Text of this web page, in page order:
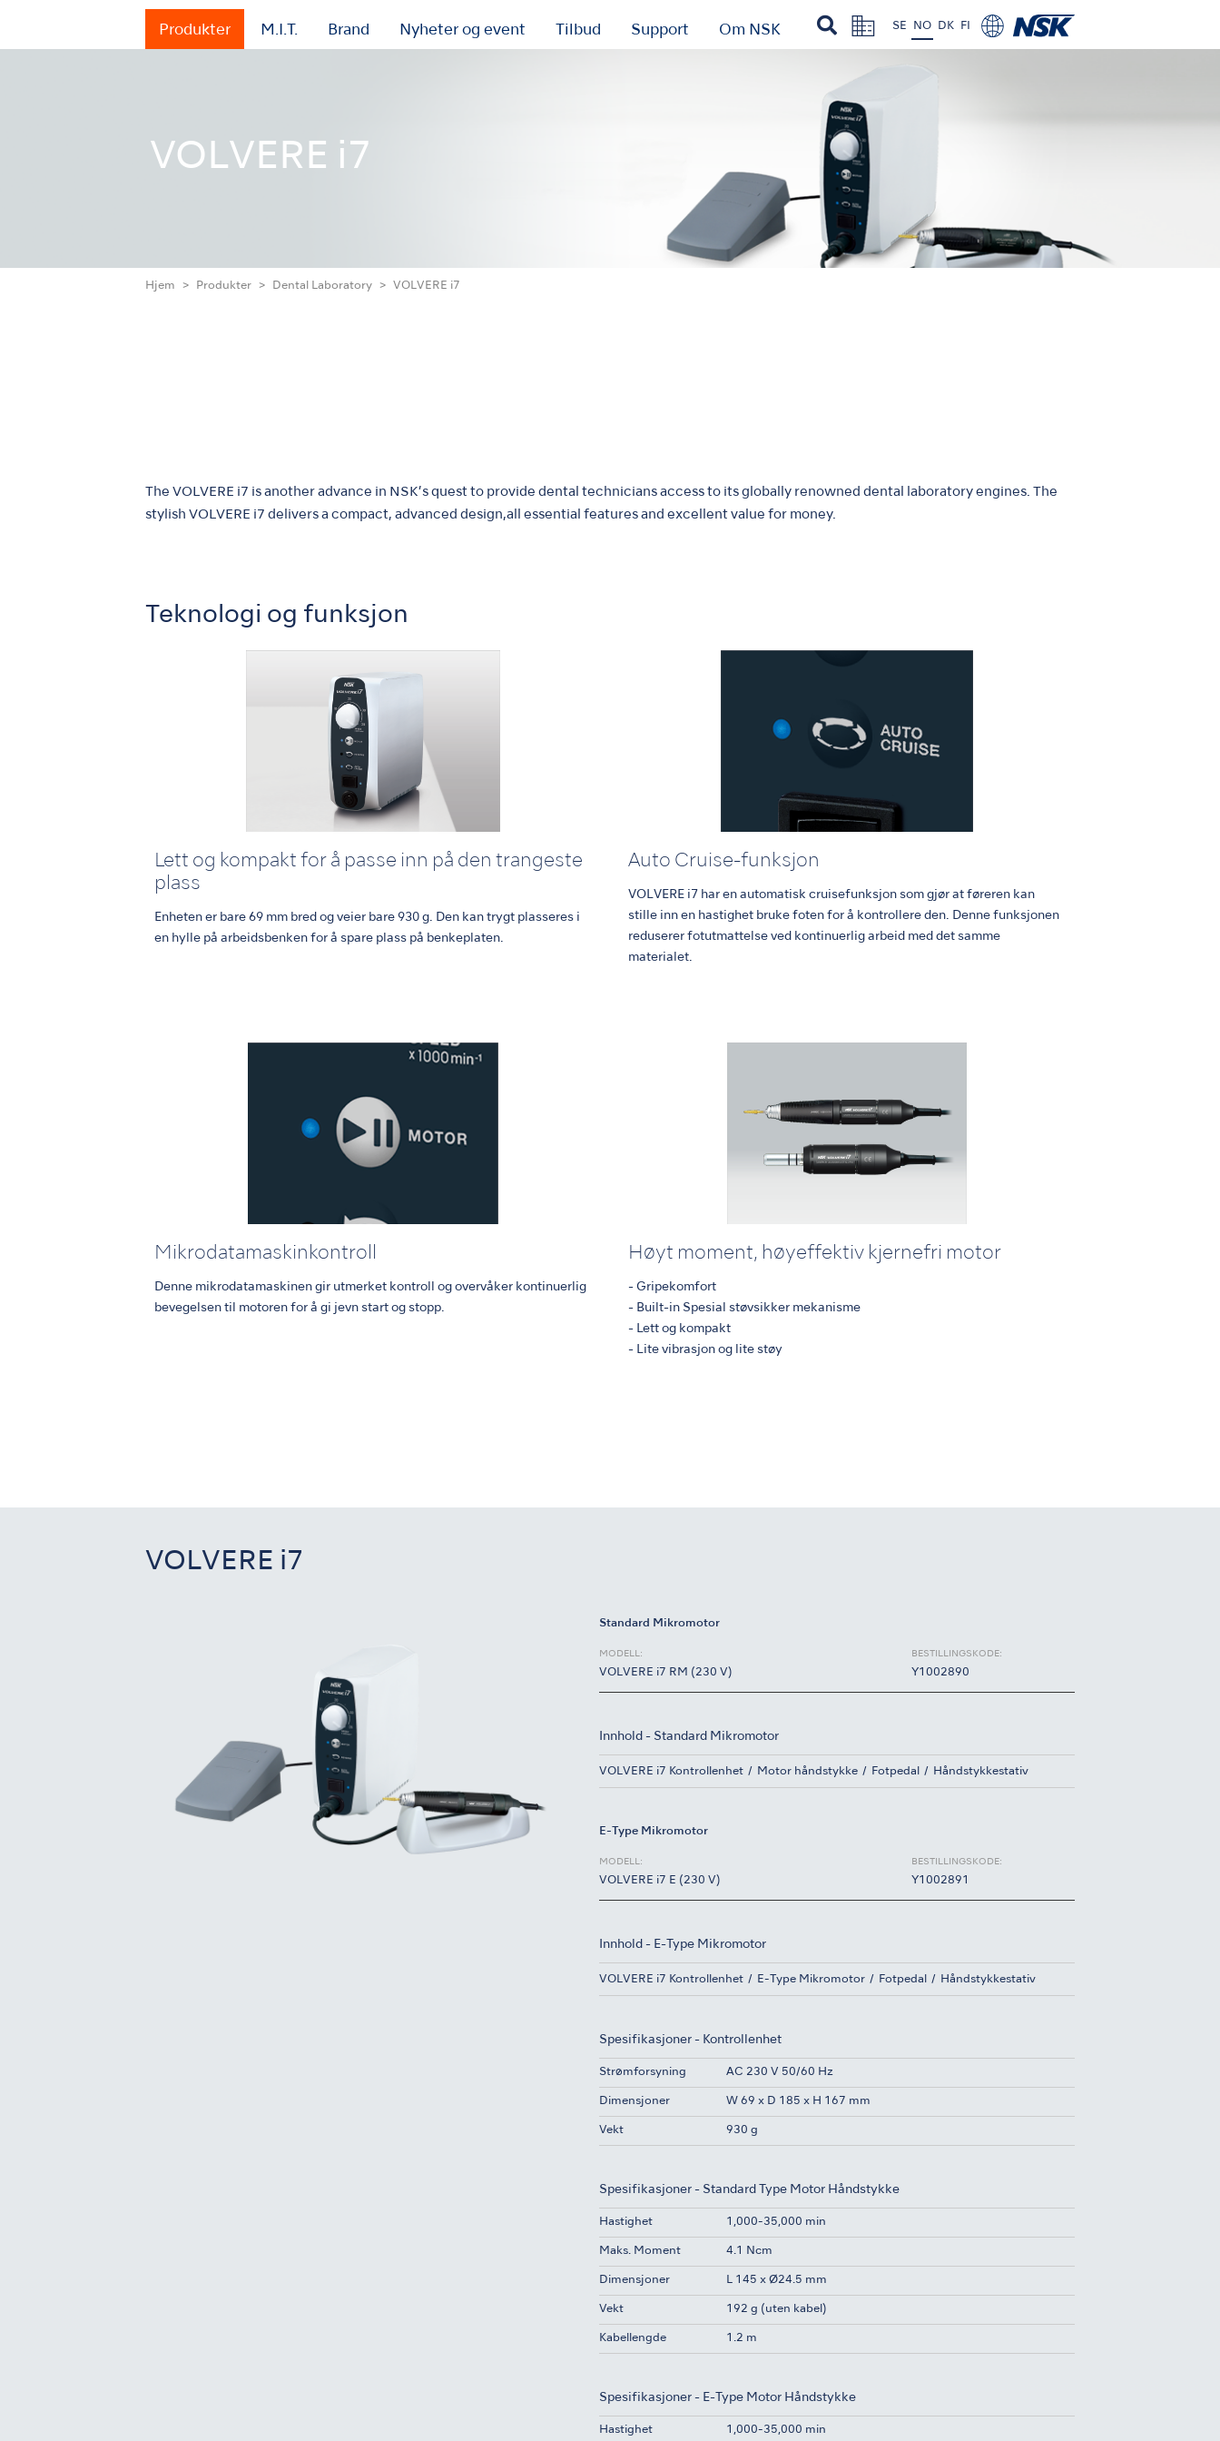
Produkter M.I.T. Brand Nyheter og event Tilbud Support Om NSK SE NO DK FI
VOLVERE i7
Hjem Produkter Dental Laboratory VOLVERE i7
The VOLVERE i7 is another advance in NSK’s quest to provide dental technicians access to its globally renowned dental laboratory engines. The
stylish VOLVERE i7 delivers a compact, advanced design,all essential features and excellent value for money.
Teknologi og funksjon
Lett og kompakt for å passe inn på den trangeste
plass
Enheten er bare 69 mm bred og veier bare 930 g. Den kan trygt plasseres i
en hylle på arbeidsbenken for å spare plass på benkeplaten.
Auto Cruise-funksjon
VOLVERE i7 har en automatisk cruisefunksjon som gjør at føreren kan
stille inn en hastighet bruke foten for å kontrollere den. Denne funksjonen
reduserer fotutmattelse ved kontinuerlig arbeid med det samme
materialet.
Mikrodatamaskinkontroll
Denne mikrodatamaskinen gir utmerket kontroll og overvåker kontinuerlig
bevegelsen til motoren for å gi jevn start og stopp.
Høyt moment, høyeffektiv kjernefri motor
- Gripekomfort
- Built-in Spesial støvsikker mekanisme
- Lett og kompakt
- Lite vibrasjon og lite støy
VOLVERE i7
Standard Mikromotor
MODELL:
VOLVERE i7 RM (230 V)
BESTILLINGSKODE:
Y1002890
Innhold - Standard Mikromotor
VOLVERE i7 Kontrollenhet Motor håndstykke Fotpedal Håndstykkestativ
E-Type Mikromotor
MODELL:
VOLVERE i7 E (230 V)
BESTILLINGSKODE:
Y1002891
Innhold - E-Type Mikromotor
VOLVERE i7 Kontrollenhet E-Type Mikromotor Fotpedal Håndstykkestativ
Spesifikasjoner - Kontrollenhet
Strømforsyning AC 230 V 50/60 Hz
Dimensjoner W 69 x D 185 x H 167 mm
Vekt 930 g
Spesifikasjoner - Standard Type Motor Håndstykke
Hastighet 1,000-35,000 min
Maks. Moment 4.1 Ncm
Dimensjoner L 145 x Ø24.5 mm
Vekt 192 g (uten kabel)
Kabellengde 1.2 m
Spesifikasjoner - E-Type Motor Håndstykke
Hastighet 1,000-35,000 min